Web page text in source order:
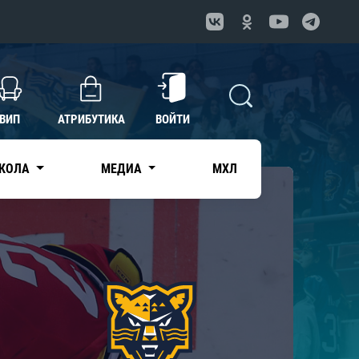
ВИП АТРИБУТИКА ВОЙТИ
МЕДИА МХЛ